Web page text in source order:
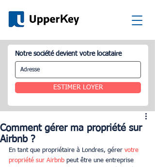
Notre société devient votre locataire
ESTIMER LOYER
Comment gérer ma propriété sur
Airbnb ?
En tant que propriétaire à Londres, gérer votre
propriété sur Airbnb peut être une entreprise